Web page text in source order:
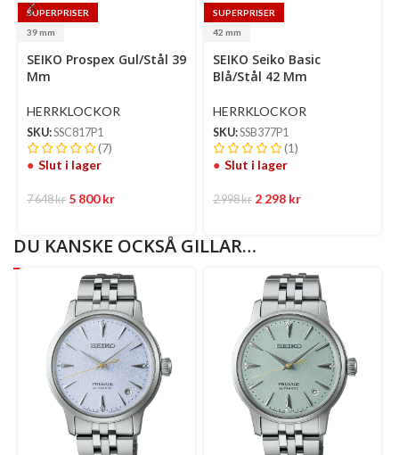
SUPERPRISER
39 mm
SEIKO Prospex Gul/Stål 39
Mm
HERRKLOCKOR
SKU:SSC817P1
(7)
Slut i lager
7 648kr 5 800kr
SUPERPRISER
42 mm
SEIKO Seiko Basic
Blå/Stål 42 Mm
HERRKLOCKOR
SKU:SSB377P1
(1)
Slut i lager
2 998kr 2 298 kr
DU KANSKE OCKSÅ GILLAR…